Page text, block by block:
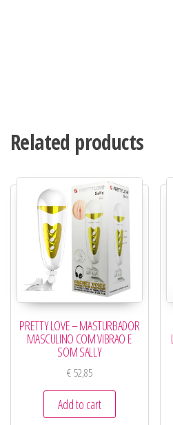
Related products
PRETTY LOVE – MASTURBADOR
MASCULINO COM VIBRAO E
SOM SALLY
€52,85
Add to cart